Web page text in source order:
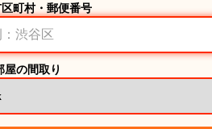
町村・郵便番号
の間取り